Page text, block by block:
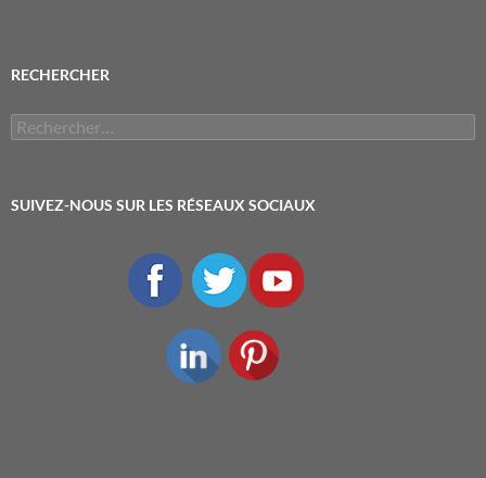
RECHERCHER
Rechercher :
SUIVEZ-NOUS SUR LES RÉSEAUX SOCIAUX